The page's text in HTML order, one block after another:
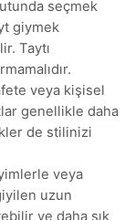
seçmek
giymek
Taytı
veya kişisel
genellikle daha
de stilinizi
veya
uzun
ve daha şık